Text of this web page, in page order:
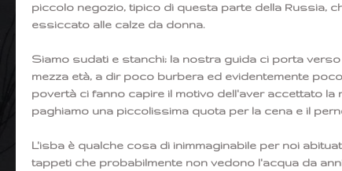
piccolo negozio, tipico di questa parte della Russia,
essiccato alle calze da donna.
Siamo sudati e stanchi; la nostra guida ci porta
mezza età, a dir poco burbera ed evidentemente
povertà ci fanno capire il motivo dell'aver accettato
paghiamo una piccolissima quota per la cena e il
L'isba è qualche cosa di inimmaginabile per noi
tappeti che probabilmente non vedono l'acqua da